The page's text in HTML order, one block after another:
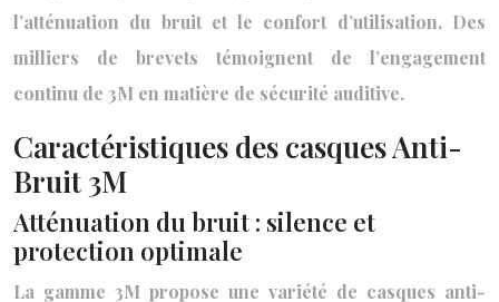
l’atténuation du bruit et le confort d’utilisation. Des
milliers de brevets témoignent de l’engagement
continu de 3M en matière de sécurité auditive.
Caractéristiques des casques Anti-
Bruit 3M
Atténuation du bruit : silence et
protection optimale
La gamme 3M propose une variété de casques anti-